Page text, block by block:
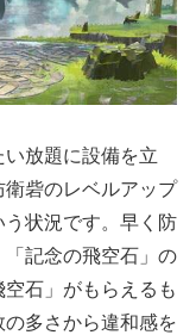
放題に設備を立
砦のレベルアップ
状況です。早く防
記念の飛空石」の
石」がもらえるも
多さから違和感を